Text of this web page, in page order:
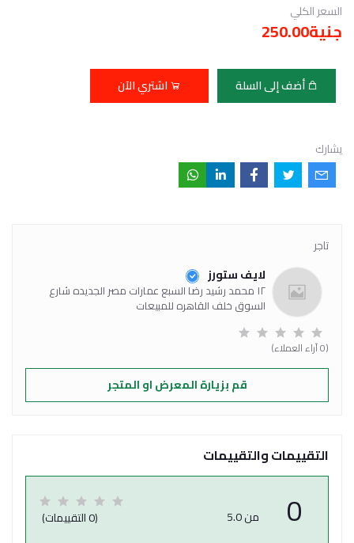
السعر الكلي
جنية250.00
أضف إلى السلة اشتري الآن
يشارك
تاجر
لايف ستورز
١٢ محمد رشيد رضا السبع عمارات مصر الجديده شارع
السوق خلف القاهره للمبيعات
(0 آراء العملاء)
قم بزيارة المعرض او المتجر
التقييمات والتقييمات
0 من 5.0 (0 التقييمات)